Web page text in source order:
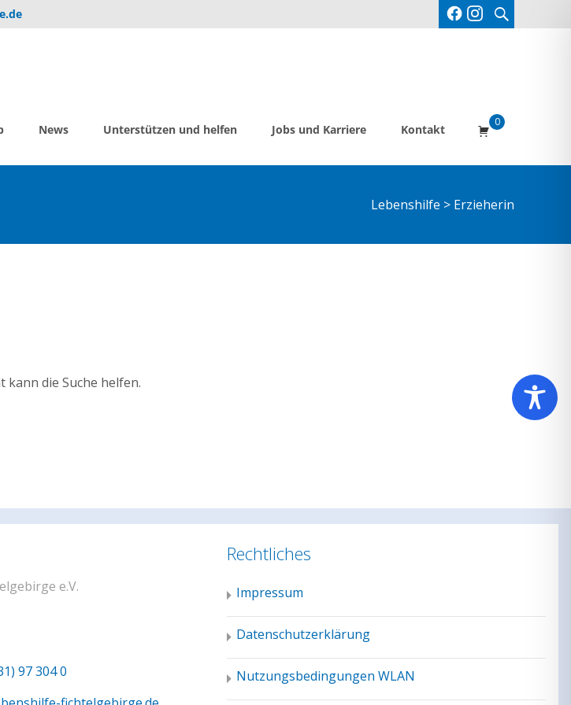
Suche
News Unterstützen und helfen Jobs und Karriere Kontakt
0
Lebenshilfe > Erzieherin
kann die Suche helfen.
e.V.
97 304 0
Rechtliches
Impressum
Datenschutzerklärung
Nutzungsbedingungen WLAN